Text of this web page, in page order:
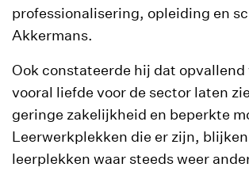
professionalisering, opleiding en
Akkermans.
Ook constateerde hij dat opvallend
vooral liefde voor de sector laten
geringe zakelijkheid en beperkte
Leerwerkplekken die er zijn,
leerplekken waar steeds weer